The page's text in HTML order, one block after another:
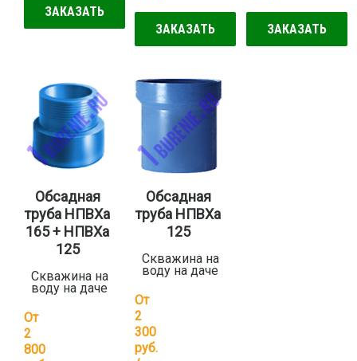
ЗАКАЗАТЬ
ЗАКАЗАТЬ ЗАКАЗАТЬ
Обсадная
труба НПВХа
165 + НПВХа
125
Скважина на
воду на даче
От
2
800
Обсадная
труба НПВХа
125
Скважина на
воду на даче
От
2
300
руб.